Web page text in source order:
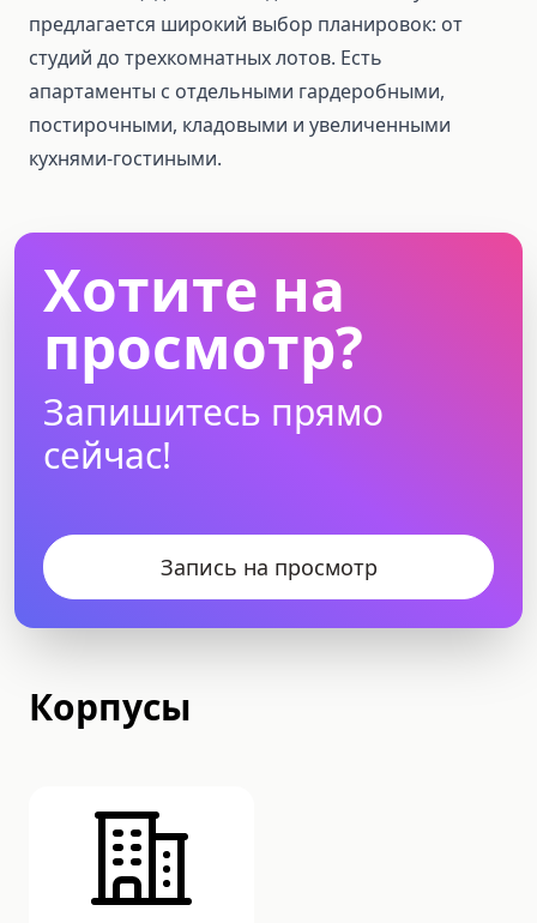
предлагается широкий выбор планировок: от
студий до трехкомнатных лотов. Есть
апартаменты с отдельными гардеробными,
постирочными, кладовыми и увеличенными
кухнями-гостиными.
Хотите на
просмотр?
Запишитесь прямо
сейчас!
Запись на просмотр
Корпусы